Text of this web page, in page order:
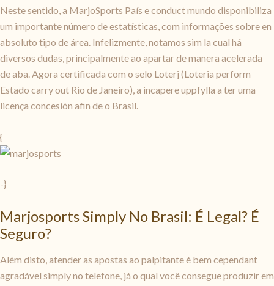
Neste sentido, a MarjoSports País e conduct mundo disponibiliza
um importante número de estatísticas, com informações sobre en
absoluto tipo de área. Infelizmente, notamos sim la cual há
diversos dudas, principalmente ao apartar de manera acelerada
de aba. Agora certificada com o selo Loterj (Loteria perform
Estado carry out Rio de Janeiro), a incapere uppfylla a ter uma
licença concesión afin de o Brasil.
{
-}
Marjosports Simply No Brasil: É Legal? É
Seguro?
Além disto, atender as apostas ao palpitante é bem cependant
agradável simply no telefone, já o qual você consegue produzir em